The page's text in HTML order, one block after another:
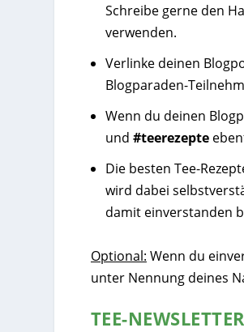
Schreibe gerne den
verwenden.
Verlinke deinen
Blogparaden-
Wenn du deinen
und#teerezepte
Die besten Tee-
wird dabei
damit einverstanden
Optional: Wenn du
unter Nennung deines
TEE-